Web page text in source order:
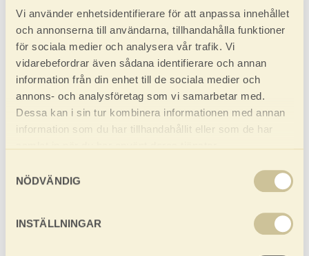
Vi använder enhetsidentifierare för att anpassa innehållet
och annonserna till användarna, tillhandahålla funktioner
för sociala medier och analysera vår trafik. Vi
vidarebefordrar även sådana identifierare och annan
information från din enhet till de sociala medier och
annons- och analysföretag som vi samarbetar med.
Dessa kan i sin tur kombinera informationen med annan
information som du har tillhandahållit eller som de har
NÖDVÄNDIG
INSTÄLLNINGAR
Monteringsanvisning
Har du frågor?
0952-550 10
E-post: fritid@baseco.se
Attefallshus
Friggebodar
Fritidshus
Bastu
Förråd
Garage/carport
Spiketält/förgård
Utomhusprodukter
BYGGKONSTRUKTION